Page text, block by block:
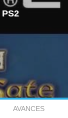
PS2
AVANCES